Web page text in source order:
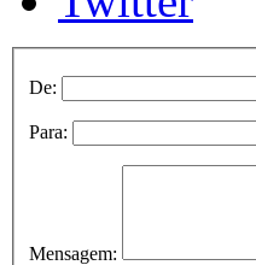
De:
Para:
Mensagem: